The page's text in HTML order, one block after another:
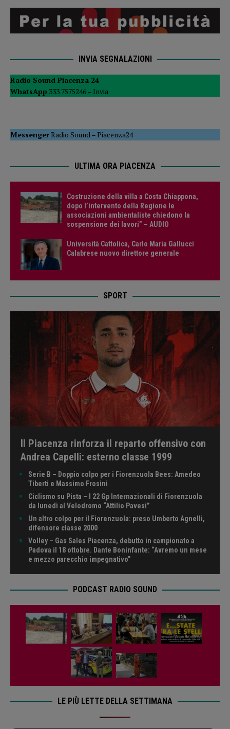
INVIA SEGNALAZIONI
Radio Sound Piacenza 24
WhatsApp 333 7575246 – Invia
MessengerRadio Sound–Piacenza24
ULTIMA ORA PIACENZA
Costruzione della villa a Costa Chiappona,
dopo l’intervento della Regione le
associazioni ambientaliste chiedono la
sospensione dei lavori” – AUDIO
Università Cattolica, Carlo Maria Gallucci
Calabrese nuovo direttore generale
SPORT
Il Piacenza rinforza il reparto offensivo con
Andrea Capelli: esterno classe 1999
Serie B – Doppio colpo per i Fiorenzuola Bees: Amedeo
Tiberti e Massimo Frosini
Ciclismo su Pista – I 22 Gp Internazionali di Fiorenzuola
da lunedì al Velodromo “Attilio Pavesi”
Un altro colpo per il Fiorenzuola: preso Umberto Agnelli,
difensore classe 2000
Volley – Gas Sales Piacenza, debutto in campionato a
Padova il 18 ottobre. Dante Boninfante: “Avremo un mese
e mezzo parecchio impegnativo”
PODCAST RADIO SOUND
LE PIÙ LETTE DELLA SETTIMANA